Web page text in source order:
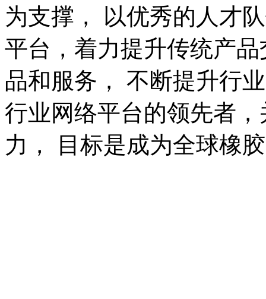
为支撑， 以优秀的人才
平台，着力提升传统产
品和服务， 不断提升行
行业网络平台的领先者
力， 目标是成为全球橡